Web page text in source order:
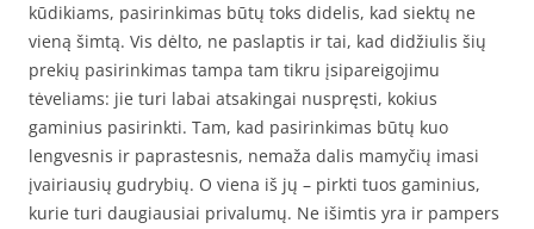
kūdikiams, pasirinkimas būtų toks didelis, kad siektų ne
vieną šimtą. Vis dėlto, ne paslaptis ir tai, kad didžiulis šių
prekių pasirinkimas tampa tam tikru įsipareigojimu
tėveliams: jie turi labai atsakingai nuspręsti, kokius
gaminius pasirinkti. Tam, kad pasirinkimas būtų kuo
lengvesnis ir paprastesnis, nemaža dalis mamyčių imasi
įvairiausių gudrybių. O viena iš jų – pirkti tuos gaminius,
kurie turi daugiausiai privalumų. Ne išimtis yra ir pampers